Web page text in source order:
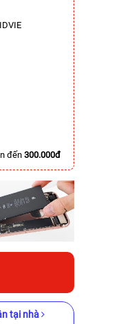
-6.500.000đ
đến 300.000đ
tại nhà